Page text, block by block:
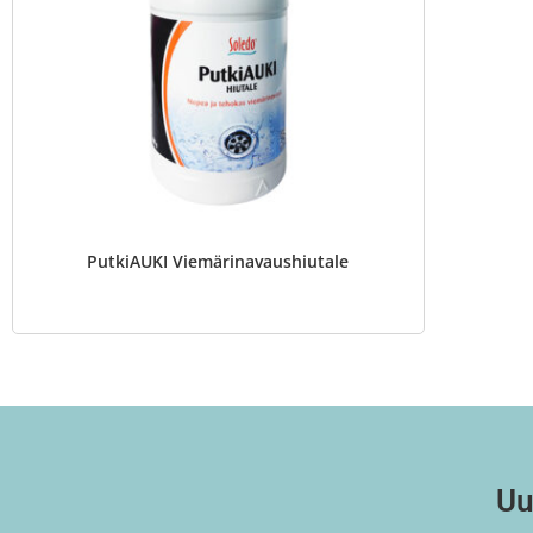
PutkiAUKI Viemärinavaushiutale